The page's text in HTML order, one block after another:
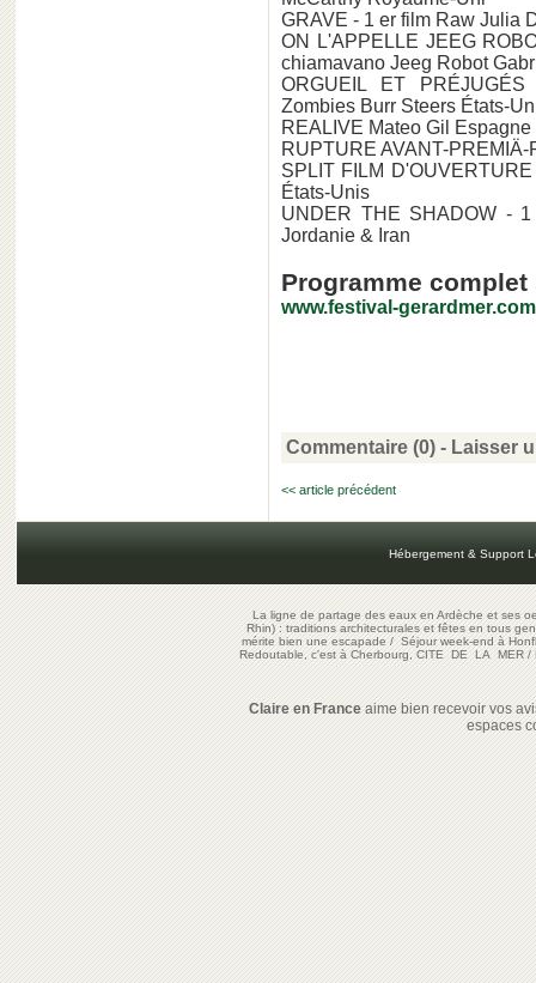
GRAVE - 1 er film Raw Julia
ON L'APPELLE JEEG
chiamavano Jeeg Robot
ORGUEIL ET
Zombies Burr Steers États-
REALIVE Mateo Gil
RUPTURE AVANT-
SPLIT FILM
États-Unis
UNDER THE SHADOW -
Jordanie & Iran
Programme
www.festival-gerardmer.com
Commentaire (0) - Laisser
<< article précédent
Hébergement & Support
La ligne de partage des eaux en Ardèche et ses
Rhin) : traditions architecturales et fêtes en tous
mérite bien une escapade/Séjour week-end à
Redoutable, c'est à Cherbourg, CITE DE LA MER/
Claire en Franceaime bien recevoir vos
espaces